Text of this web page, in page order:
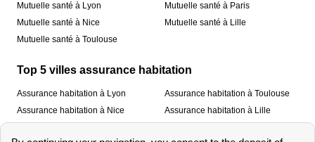
Mutuelle santé à Lyon
Mutuelle santé à Nice
Mutuelle santé à Toulouse
Mutuelle santé à Paris
Mutuelle santé à Lille
Top 5 villes assurance habitation
Assurance habitation à Lyon
Assurance habitation à Nice
Assurance habitation à Toulouse
Assurance habitation à Lille